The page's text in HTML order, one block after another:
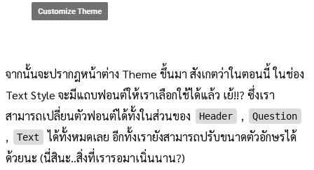
จากนั้นจะปรากฎหน้าต่าง Theme ขึ้นมา สังเกตว่าในตอนนี้ ในช่อง
Text Style จะมีแถบฟอนต์ให้เราเลือกใช้ได้แล้ว เย้!!? ซึ่งเรา
สามารถเปลี่ยนตัวฟอนต์ได้ทั้งในส่วนของ
Header , Question
, Text
ได้ทั้งหมดเลย อีกทั้งเรายังสามารถปรับขนาดตัวอักษรได้
ด้วยนะ (นี่สินะ..สิ่งที่เรารอมาเนิ่นนาน?)